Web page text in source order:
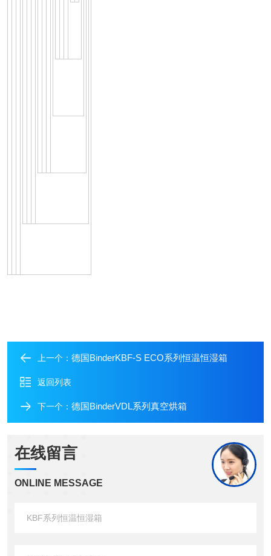
上一个： 德国BinderKBF-S ECO系列恒温恒湿箱
返回列表
下一个： 德国BinderVDL系列真空烘箱
在线留言
ONLINE MESSAGE